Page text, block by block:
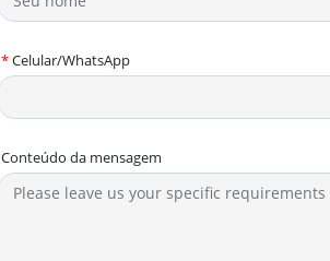
*Celular/WhatsApp
Conteúdo da mensagem